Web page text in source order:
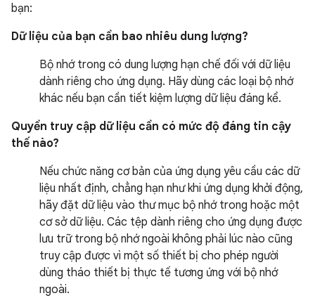
bạn:
Dữ liệu của bạn cần bao nhiêu dung lượng?
Bộ nhớ trong có dung lượng hạn chế đối với dữ liệu
dành riêng cho ứng dụng. Hãy dùng các loại bộ nhớ
khác nếu bạn cần tiết kiệm lượng dữ liệu đáng kể.
Quyền truy cập dữ liệu cần có mức độ đáng tin cậy
thế nào?
Nếu chức năng cơ bản của ứng dụng yêu cầu các dữ
liệu nhất định, chẳng hạn như khi ứng dụng khởi động,
hãy đặt dữ liệu vào thư mục bộ nhớ trong hoặc một
cơ sở dữ liệu. Các tệp dành riêng cho ứng dụng được
lưu trữ trong bộ nhớ ngoài không phải lúc nào cũng
truy cập được vì một số thiết bị cho phép người
dùng tháo thiết bị thực tế tương ứng với bộ nhớ
ngoài.